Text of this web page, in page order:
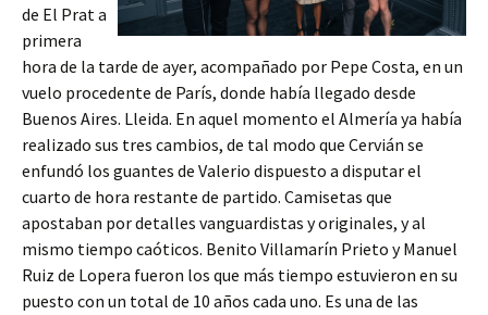
de El Prat a
primera
hora de la tarde de ayer, acompañado por Pepe Costa, en un
vuelo procedente de París, donde había llegado desde
Buenos Aires. Lleida. En aquel momento el Almería ya había
realizado sus tres cambios, de tal modo que Cervián se
enfundó los guantes de Valerio dispuesto a disputar el
cuarto de hora restante de partido. Camisetas que
apostaban por detalles vanguardistas y originales, y al
mismo tiempo caóticos. Benito Villamarín Prieto y Manuel
Ruiz de Lopera fueron los que más tiempo estuvieron en su
puesto con un total de 10 años cada uno. Es una de las